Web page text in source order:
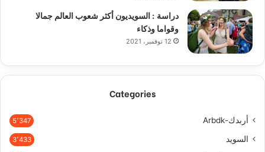
دراسة : السويديون أكثر شعوب العالم جمالا
وقواما وذكاء
12 نوفمبر، 2021
Categories
أربدك-Arbdk 5٬347
السويد 3٬433